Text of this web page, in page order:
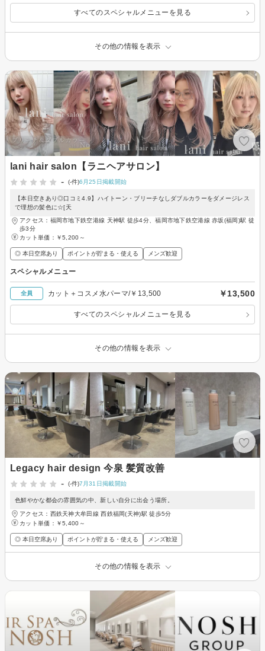
すべてのスペシャルメニューを見る
その他の情報を表示
lani hair salon【ラニヘアサロン】
-
(-件)6月25日掲載開始
【本日空きあり◎口コミ4.9】ハイトーン・ブリーチなしダブルカラーをダメージレス
で理想の髪色に☆[天
アクセス：福岡市地下鉄空港線 天神駅 徒歩4分、福岡市地下鉄空港線 赤坂(福岡)駅 徒
歩3分
カット単価： ￥5,200～
◎ 本日空席あり ポイントが貯まる・使える メンズ歓迎
スペシャルメニュー
全員 カット＋コスメ水パーマ/￥13,500 ￥13,500
すべてのスペシャルメニューを見る
その他の情報を表示
Legacy hair design 今泉 髪質改善
-
(-件)7月31日掲載開始
色鮮やかな都会の雰囲気の中、新しい自分に出会う場所。
アクセス：西鉄天神大牟田線 西鉄福岡(天神)駅 徒歩5分
カット単価： ￥5,400～
◎ 本日空席あり ポイントが貯まる・使える メンズ歓迎
その他の情報を表示